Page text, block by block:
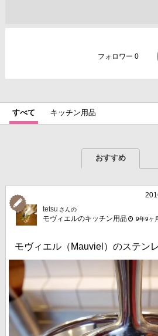
フォロワー0
すべて キッチン用品
おすすめ
tetsu さんの
モヴィエルのキッチン用品 9年9ヶ
モヴィエル（Mauviel）のステン